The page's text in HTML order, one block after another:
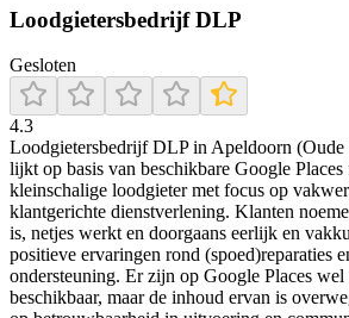
Loodgietersbedrijf DLP
Gesloten
4.3
Loodgietersbedrijf DLP in Apeldoorn (Oude
lijkt op basis van beschikbare Google Places
kleinschalige loodgieter met focus op
klantgerichte dienstverlening. Klanten
is, netjes werkt en doorgaans eerlijk en
positieve ervaringen rond (spoed)reparaties
ondersteuning. Er zijn op Google Places
beschikbaar, maar de inhoud ervan is